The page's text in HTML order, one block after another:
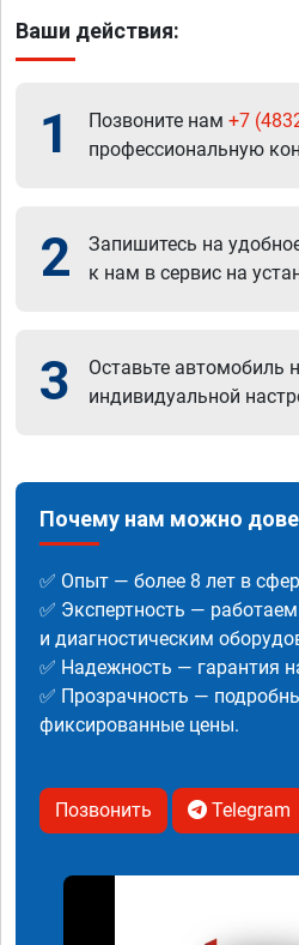
Ваши действия:
1 Позвоните нам +7
профессиональную
2
Запишитесь на
к нам в сервис на
3
Оставьте автомобиль
индивидуальной
Почему нам можно
✅ Опыт — более 8 лет в
✅ Экспертность —
и диагностическим
✅ Надежность — гарантия
✅ Прозрачность —
фиксированные цены.
Позвонить Telegram